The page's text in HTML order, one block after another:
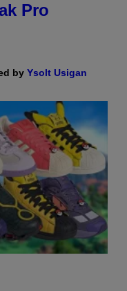
Pro
by Ysolt Usigan